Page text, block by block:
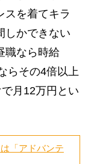
スを着てキラ
しかできない
職なら時給
らその4倍以上
月12万円とい
「アドバンテ